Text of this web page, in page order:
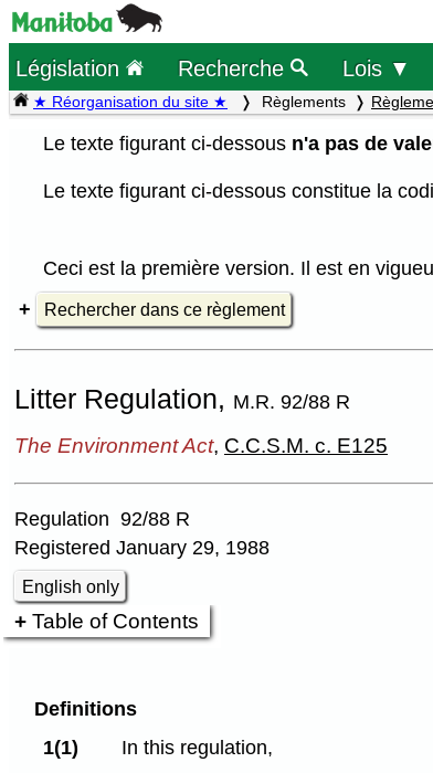
Législation Recherche Lois ▼
★ Réorganisation du site ★ Règlements
Le texte figurant ci-dessous n'a pas de
Le texte figurant ci-dessous constitue la
Ceci est la première version. Il est en
Rechercher dans ce règlement
Litter Regulation, M.R. 92/88 R
The Environment Act, C.C.S.M. c. E125
Regulation 92/88 R
Registered January 29, 1988
English only
Table of Contents
Definitions
1(1)
In this regulation,